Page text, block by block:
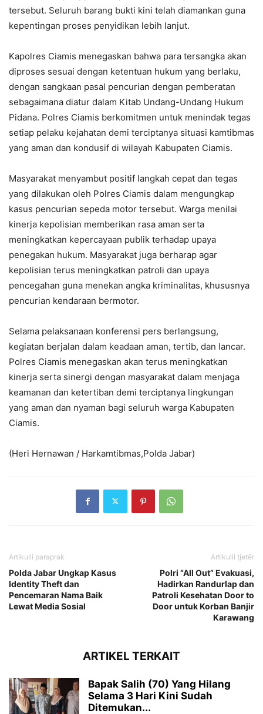
tersebut. Seluruh barang bukti kini telah diamankan guna
kepentingan proses penyidikan lebih lanjut.
Kapolres Ciamis menegaskan bahwa para tersangka akan
diproses sesuai dengan ketentuan hukum yang berlaku,
dengan sangkaan pasal pencurian dengan pemberatan
sebagaimana diatur dalam Kitab Undang-Undang Hukum
Pidana. Polres Ciamis berkomitmen untuk menindak tegas
setiap pelaku kejahatan demi terciptanya situasi kamtibmas
yang aman dan kondusif di wilayah Kabupaten Ciamis.
Masyarakat menyambut positif langkah cepat dan tegas
yang dilakukan oleh Polres Ciamis dalam mengungkap
kasus pencurian sepeda motor tersebut. Warga menilai
kinerja kepolisian memberikan rasa aman serta
meningkatkan kepercayaan publik terhadap upaya
penegakan hukum. Masyarakat juga berharap agar
kepolisian terus meningkatkan patroli dan upaya
pencegahan guna menekan angka kriminalitas, khususnya
pencurian kendaraan bermotor.
Selama pelaksanaan konferensi pers berlangsung,
kegiatan berjalan dalam keadaan aman, tertib, dan lancar.
Polres Ciamis menegaskan akan terus meningkatkan
kinerja serta sinergi dengan masyarakat dalam menjaga
keamanan dan ketertiban demi terciptanya lingkungan
yang aman dan nyaman bagi seluruh warga Kabupaten
Ciamis.
(Heri Hernawan / Harkamtibmas,Polda Jabar)
Artikulli paraprak
Polda Jabar Ungkap Kasus
Identity Theft dan
Pencemaran Nama Baik
Lewat Media Sosial
Artikulli tjetër
Polri “All Out” Evakuasi,
Hadirkan Randurlap dan
Patroli Kesehatan Door to
Door untuk Korban Banjir
Karawang
ARTIKEL TERKAIT
Bapak Salih (70) Yang Hilang
Selama 3 Hari Kini Sudah
Ditemukan...